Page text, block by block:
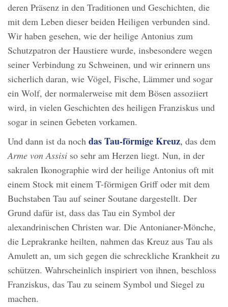
deren Präsenz in den Traditionen und Geschichten, die
mit dem Leben dieser beiden Heiligen verbunden sind.
Wir haben gesehen, wie der heilige Antonius zum
Schutzpatron der Haustiere wurde, insbesondere wegen
seiner Verbindung zu Schweinen, und wir erinnern uns
sicherlich daran, wie Vögel, Fische, Lämmer und sogar
ein Wolf, der normalerweise mit dem Bösen assoziiert
wird, in vielen Geschichten des heiligen Franziskus und
sogar in seinen Gebeten vorkamen.
Und dann ist da noch das Tau-förmige Kreuz, das dem
Arme von Assisi so sehr am Herzen liegt. Nun, in der
sakralen Ikonographie wird der heilige Antonius oft mit
einem Stock mit einem T-förmigen Griff oder mit dem
Buchstaben Tau auf seiner Soutane dargestellt. Der
Grund dafür ist, dass das Tau ein Symbol der
alexandrinischen Christen war. Die Antonianer-Mönche,
die Leprakranke heilten, nahmen das Kreuz aus Tau als
Amulett an, um sich gegen die schreckliche Krankheit zu
schützen. Wahrscheinlich inspiriert von ihnen, beschloss
Franziskus, das Tau zu seinem Symbol und Siegel zu
machen.